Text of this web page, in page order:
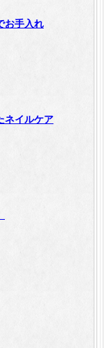
お手入れ
ネイルケア